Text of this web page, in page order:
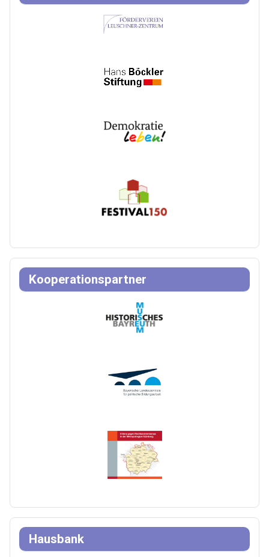
Kooperationspartner
Hausbank